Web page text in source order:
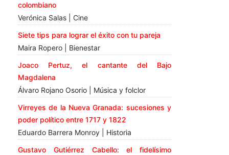
colombiano
Verónica Salas | Cine
Siete tips para lograr el éxito con tu pareja
Maira Ropero | Bienestar
Joaco Pertuz, el cantante del Bajo
Magdalena
Álvaro Rojano Osorio | Música y folclor
Virreyes de la Nueva Granada: sucesiones y
poder político entre 1717 y 1822
Eduardo Barrera Monroy | Historia
Gustavo Gutiérrez Cabello: el fidelísimo